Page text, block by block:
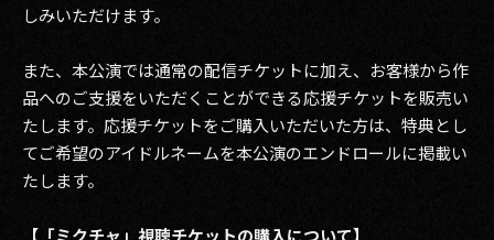
しみいただけます。
また、本公演では通常の配信チケットに加え、お客様から作
品へのご支援をいただくことができる応援チケットを販売い
たします。応援チケットをご購入いただいた方は、特典とし
てご希望のアイドルネームを本公演のエンドロールに掲載い
たします。
【「ミクチャ」視聴チケットの購入について】